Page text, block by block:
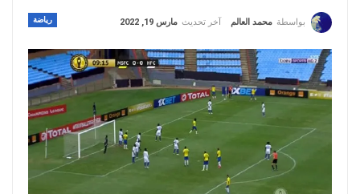
رياضة بواسطة محمد العالم آخر تحديث مارس 19, 2022